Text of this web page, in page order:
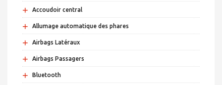
+ Accoudoir central
+ Allumage automatique des phares
+ Airbags Latéraux
+ Airbags Passagers
+ Bluetooth